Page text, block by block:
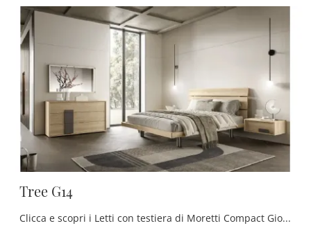
Tree G14
Clicca e scopri i Letti con testiera di Moretti Compact Giorno Notte! Il modello Tree G14 in melaminico ti sta aspettando nelle versioni matrimoniali.